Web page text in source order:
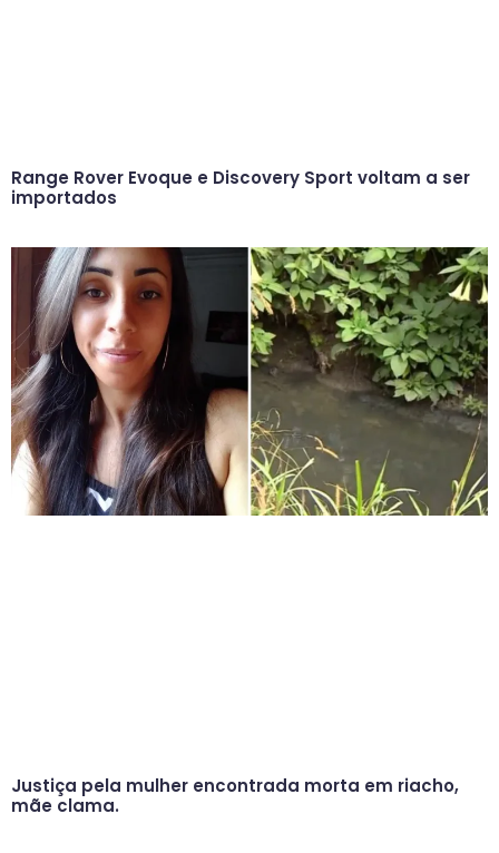
Range Rover Evoque e Discovery Sport voltam a ser
importados
Justiça pela mulher encontrada morta em riacho,
mãe clama.